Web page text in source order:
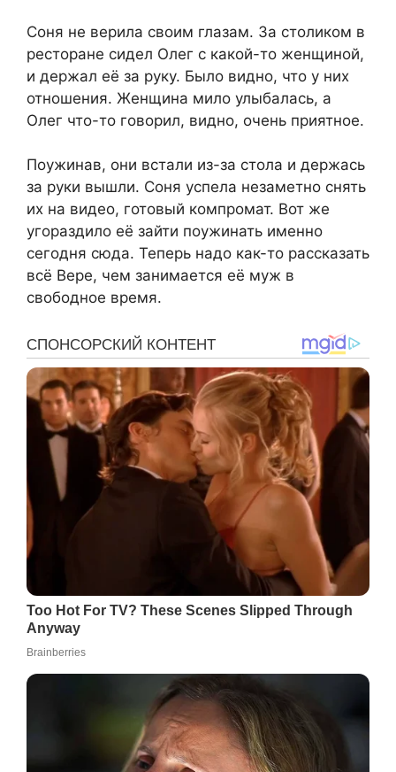
Соня не верила своим глазам. За столиком в
ресторане сидел Олег с какой-то женщиной,
и держал её за руку. Было видно, что у них
отношения. Женщина мило улыбалась, а
Олег что-то говорил, видно, очень приятное.
Поужинав, они встали из-за стола и держась
за руки вышли. Соня успела незаметно снять
их на видео, готовый компромат. Вот же
угораздило её зайти поужинать именно
сегодня сюда. Теперь надо как-то рассказать
всё Вере, чем занимается её муж в
свободное время.